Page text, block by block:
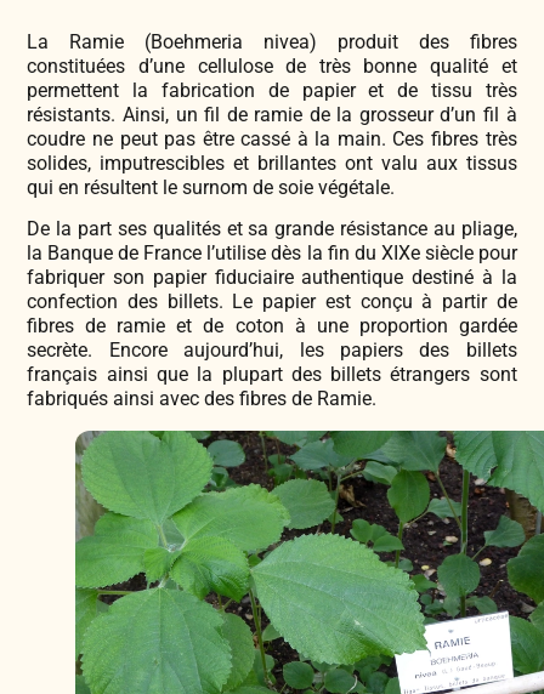
La Ramie (Boehmeria nivea) produit des fibres
constituées d’une cellulose de très bonne qualité et
permettent la fabrication de papier et de tissu très
résistants. Ainsi, un fil de ramie de la grosseur d’un fil à
coudre ne peut pas être cassé à la main. Ces fibres très
solides, imputrescibles et brillantes ont valu aux tissus
qui en résultent le surnom de soie végétale.
De la part ses qualités et sa grande résistance au pliage,
la Banque de France l’utilise dès la fin du XIXe siècle pour
fabriquer son papier fiduciaire authentique destiné à la
confection des billets. Le papier est conçu à partir de
fibres de ramie et de coton à une proportion gardée
secrète. Encore aujourd’hui, les papiers des billets
français ainsi que la plupart des billets étrangers sont
fabriqués ainsi avec des fibres de Ramie.